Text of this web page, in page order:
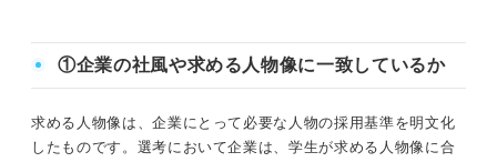
①企業の社風や求める人物像に一致しているか
求める人物像は、企業にとって必要な人物の採用基準を明文化
したものです。選考において企業は、学生が求める人物像に合